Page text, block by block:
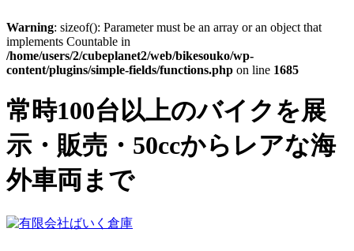
Warning: sizeof(): Parameter must be an array or an object that
implements Countable in
/home/users/2/cubeplanet2/web/bikesouko/wp-
content/plugins/simple-fields/functions.php on line 1685
常時100台以上のバイクを展
示・販売・50ccからレアな海
外車両まで